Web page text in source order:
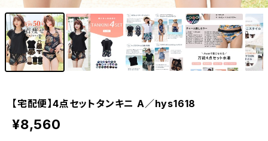
【宅配便】4点セットタンキニ A／hys1618
¥8,560